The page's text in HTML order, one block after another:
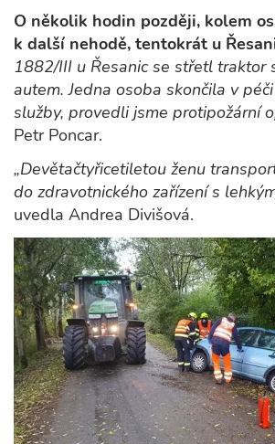
O několik hodin později, kolem
k další nehodě, tentokrát u
1882/III u Řesanic se střetl traktor
autem. Jedna osoba skončila v
služby, provedli jsme protipožární
Petr Poncar.
„Devětačtyřicetiletou ženu
do zdravotnického zařízení s
uvedla Andrea Divišová.